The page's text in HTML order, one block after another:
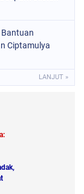
Bantuan
Ciptamulya
LANJUT »